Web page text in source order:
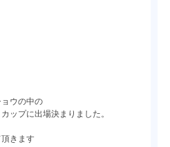
ウの中の
ップに出場決まりました。
きます